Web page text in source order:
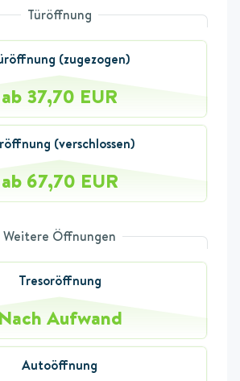
Türöffnung
(zugezogen)
ab 37,70 EUR
(verschlossen)
ab 67,70 EUR
Weitere Öffnungen
Tresoröffnung
Nach Aufwand
Autoöffnung